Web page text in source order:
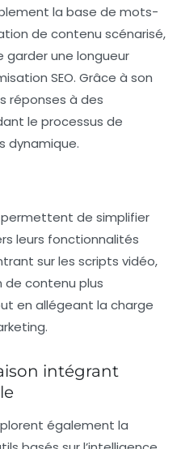
la base de mots-
de contenu scénarisé,
une longueur
SEO. Grâce à son
réponses à des
le processus de
dynamique.
permettent de simplifier
leurs fonctionnalités
sur les scripts vidéo,
de contenu plus
en allégeant la charge
intégrant
également la